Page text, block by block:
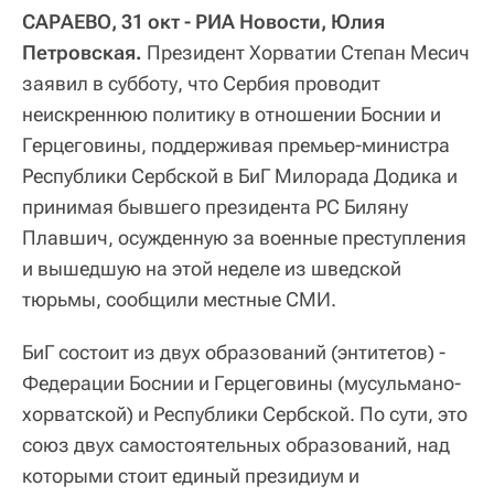
САРАЕВО, 31 окт - РИА Новости, Юлия
Петровская. Президент Хорватии Степан Месич
заявил в субботу, что Сербия проводит
неискреннюю политику в отношении Боснии и
Герцеговины, поддерживая премьер-министра
Республики Сербской в БиГ Милорада Додика и
принимая бывшего президента РС Биляну
Плавшич, осужденную за военные преступления
и вышедшую на этой неделе из шведской
тюрьмы, сообщили местные СМИ.
БиГ состоит из двух образований (энтитетов) -
Федерации Боснии и Герцеговины (мусульмано-
хорватской) и Республики Сербской. По сути, это
союз двух самостоятельных образований, над
которыми стоит единый президиум и